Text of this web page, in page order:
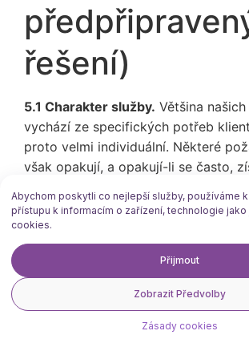
řešení)
5.1 Charakter služby. Většina
vychází ze specifických potřeb
proto velmi individuální. Některé
však opakují, a opakují-li se často,
produkt („Produkt") — ten vyvíjíme
poskytujeme mnoha klientům
službu. Produktem je například
brány, formuláře pro sběr leadů,
dokumentů, nástroj pro e-mailovou
nebo fakturační nadstavba. Aktuální
Produktů včetně jejich funkcí, limitů
Abychom poskytli co nejlepší služby, používáme
přístupu k informacím o zařízení, technologie
cookies.
Přijmout
Zobrazit Předvolby
Zásady cookies